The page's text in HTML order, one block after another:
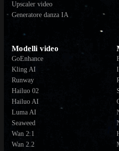
Upscaler video
Generatore danza IA
Modelli video
GoEnhance
Kling AI
Runway
Hailuo 02
Hailuo AI
Luma AI
Seaweed
Wan 2.1
Wan 2.2